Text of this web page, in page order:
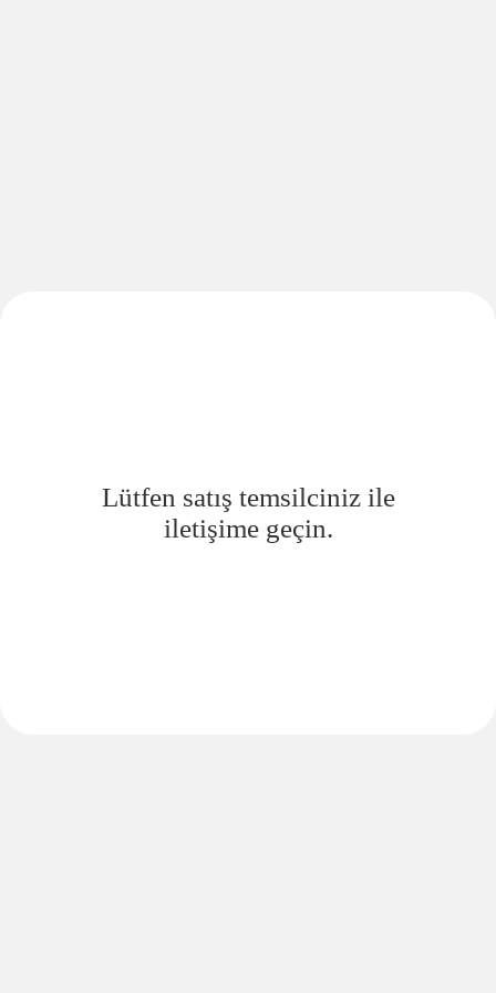
Lütfen satış temsilciniz ile
iletişime geçin.